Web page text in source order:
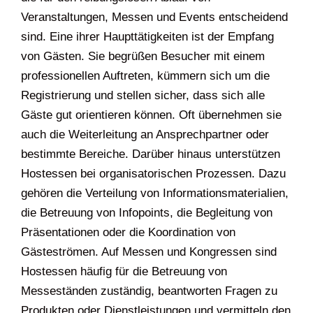
Veranstaltungen, Messen und Events entscheidend
sind. Eine ihrer Haupttätigkeiten ist der Empfang
von Gästen. Sie begrüßen Besucher mit einem
professionellen Auftreten, kümmern sich um die
Registrierung und stellen sicher, dass sich alle
Gäste gut orientieren können. Oft übernehmen sie
auch die Weiterleitung an Ansprechpartner oder
bestimmte Bereiche. Darüber hinaus unterstützen
Hostessen bei organisatorischen Prozessen. Dazu
gehören die Verteilung von Informationsmaterialien,
die Betreuung von Infopoints, die Begleitung von
Präsentationen oder die Koordination von
Gästeströmen. Auf Messen und Kongressen sind
Hostessen häufig für die Betreuung von
Messeständen zuständig, beantworten Fragen zu